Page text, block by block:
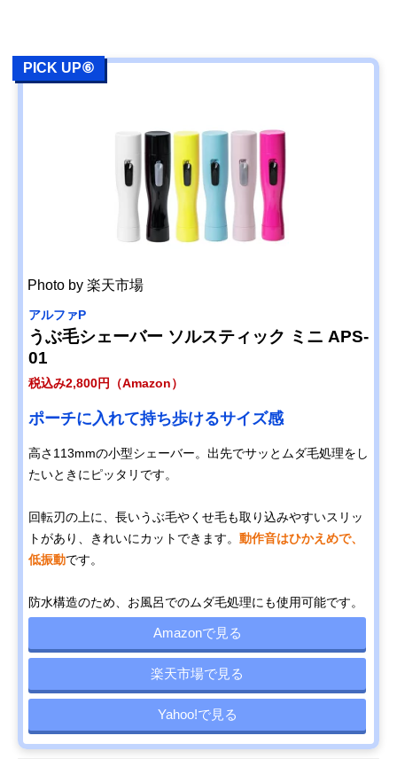
PICK UP⑥
Photo by 楽天市場
アルファP
うぶ毛シェーバー ソルスティック ミニ APS-
01
税込み2,800円（Amazon）
ポーチに入れて持ち歩けるサイズ感
高さ113mmの小型シェーバー。出先でサッとムダ毛処理をし
たいときにピッタリです。
回転刃の上に、長いうぶ毛やくせ毛も取り込みやすいスリッ
トがあり、きれいにカットできます。 動作音はひかえめで、
低振動です。
防水構造のため、お風呂でのムダ毛処理にも使用可能です。
Amazonで見る
楽天市場で見る
Yahoo!で見る